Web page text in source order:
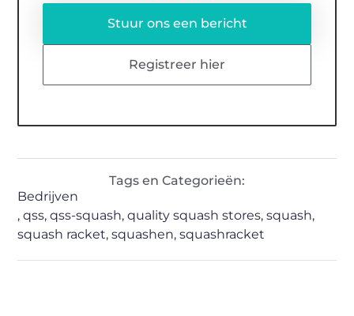
Stuur ons een bericht
Registreer hier
Tags en Categorieën:
Bedrijven
,qss,qss-squash,quality squash stores,squash,
squash racket,squashen,squashracket